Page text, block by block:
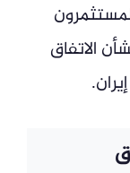
الاتفاق